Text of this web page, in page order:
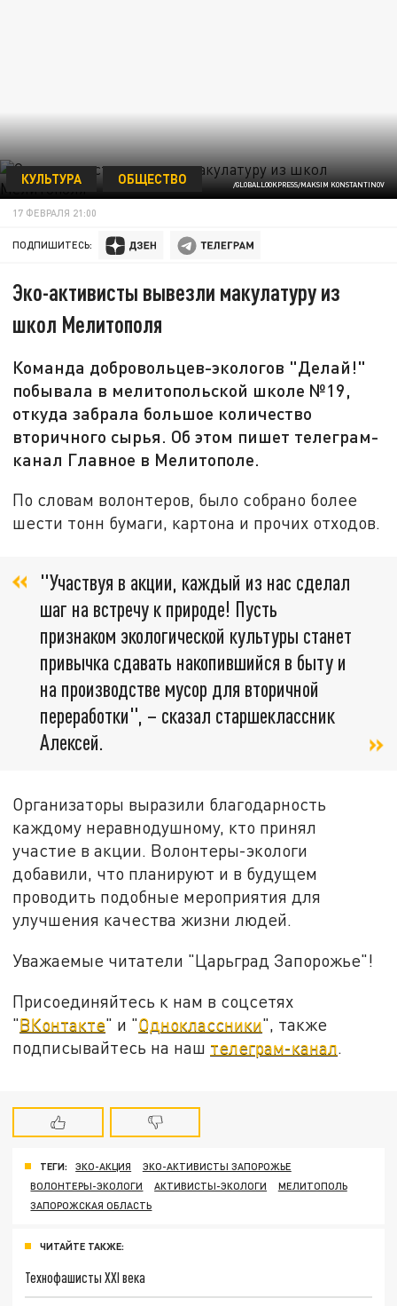
/GLOBALLOOKPRESS/MAKSIM KONSTANTINOV
КУЛЬТУРА ОБЩЕСТВО
17 ФЕВРАЛЯ 21:00
ПОДПИШИТЕСЬ:
Эко-активисты вывезли макулатуру из
школ Мелитополя
Команда добровольцев-экологов "Делай!"
побывала в мелитопольской школе №19,
откуда забрала большое количество
вторичного сырья. Об этом пишет телеграм-
канал Главное в Мелитополе.
По словам волонтеров, было собрано более
шести тонн бумаги, картона и прочих отходов.
"Участвуя в акции, каждый из нас сделал
шаг на встречу к природе! Пусть
признаком экологической культуры станет
привычка сдавать накопившийся в быту и
на производстве мусор для вторичной
переработки", – сказал старшеклассник
Алексей.
Организаторы выразили благодарность
каждому неравнодушному, кто принял
участие в акции. Волонтеры-экологи
добавили, что планируют и в будущем
проводить подобные мероприятия для
улучшения качества жизни людей.
Уважаемые читатели "Царьград Запорожье"!
Присоединяйтесь к нам в соцсетях
"ВКонтакте" и "Одноклассники", также
подписывайтесь на наш телеграм-канал.
ТЕГИ: ЭКО-АКЦИЯ
ЭКО-АКТИВИСТЫ ЗАПОРОЖЬЕ
ВОЛОНТЕРЫ-ЭКОЛОГИ
АКТИВИСТЫ-ЭКОЛОГИ
МЕЛИТОПОЛЬ
ЗАПОРОЖСКАЯ ОБЛАСТЬ
ЧИТАЙТЕ ТАКЖЕ:
Технофашисты XXI века